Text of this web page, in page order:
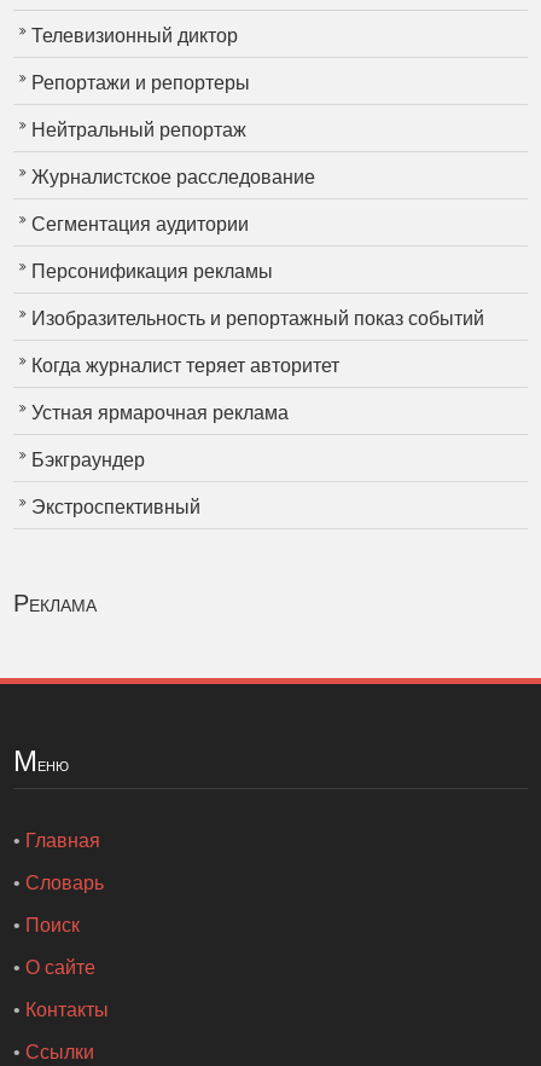
Телевизионный диктор
Репортажи и репортеры
Нейтральный репортаж
Журналистское расследование
Сегментация аудитории
Персонификация рекламы
Изобразительность и репортажный показ событий
Когда журналист теряет авторитет
Устная ярмарочная реклама
Бэкграундер
Экстроспективный
Реклама
Меню
• Главная
•Словарь
• Поиск
•О сайте
• Контакты
•Ссылки